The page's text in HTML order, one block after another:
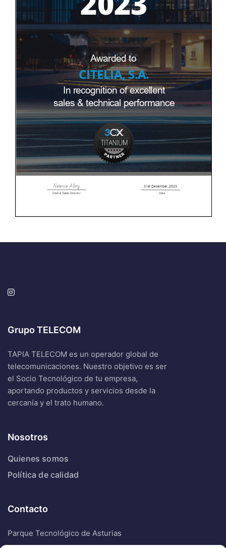
Grupo TELECOM
TAPIA TELECOM es un operador global de
telecomunicaciones. Nuestro objetivo es ser
el Socio Tecnológico de tu empresa,
aportando productos y servicios desde la
cercanía y el trato humano.
Nosotros
Quienes somos
Política de calidad
Contacto
Parque Tecnológico de Asturias